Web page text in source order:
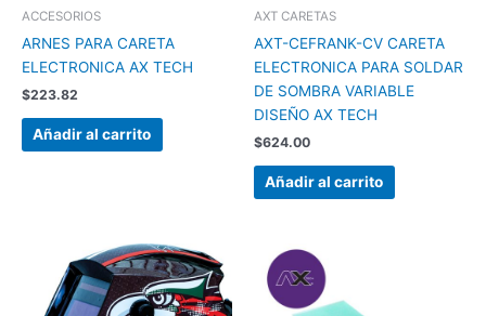
ACCESORIOS
ARNES PARA CARETA
ELECTRONICA AX TECH
$223.82
Añadir al carrito
AXT CARETAS
AXT-CEFRANK-CV CARETA
ELECTRONICA PARA SOLDAR
DE SOMBRA VARIABLE
DISEÑO AX TECH
$624.00
Añadir al carrito